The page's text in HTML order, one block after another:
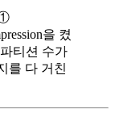
을 켰
티션 수가
를 다 거친